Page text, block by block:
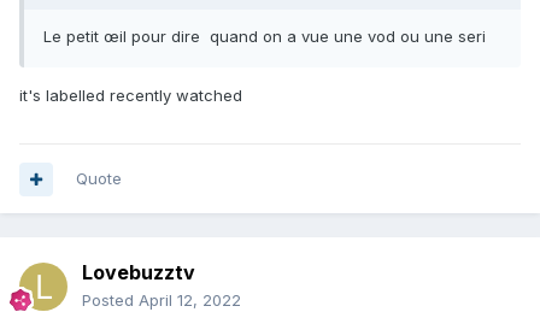
Le petit œil pour dire quand on a vue une vod ou une seri
it's labelled recently watched
Quote
Lovebuzztv
Posted April 12, 2022